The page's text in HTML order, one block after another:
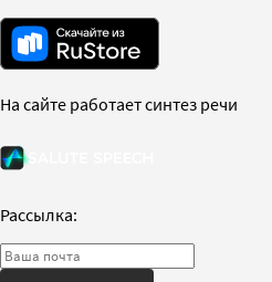
На сайте работает синтез речи
Рассылка: